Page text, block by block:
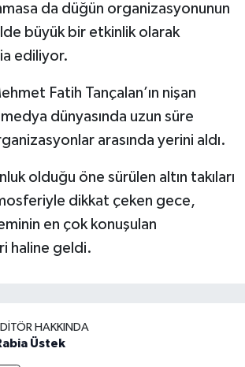
da düğün organizasyonunun
büyük bir etkinlik olarak
ediliyor.
Fatih Tançalan’ın nişan
dünyasında uzun süre
arasında yerini aldı.
olduğu öne sürülen altın takıları
dikkat çeken gece,
en çok konuşulan
haline geldi.
HAKKINDA
Üstek